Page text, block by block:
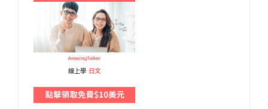
線上學 日文